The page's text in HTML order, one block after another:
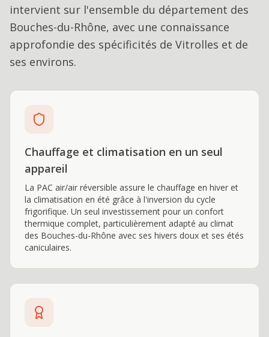
intervient sur l'ensemble du département des
Bouches-du-Rhône, avec une connaissance
approfondie des spécificités de Vitrolles et de
ses environs.
Chauffage et climatisation en un seul
appareil
La PAC air/air réversible assure le chauffage en hiver et
la climatisation en été grâce à l'inversion du cycle
frigorifique. Un seul investissement pour un confort
thermique complet, particulièrement adapté au climat
des Bouches-du-Rhône avec ses hivers doux et ses étés
caniculaires.